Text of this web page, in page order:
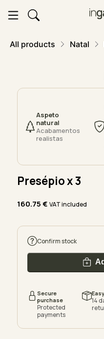
All products Natal
Aspeto
natural
Acabamentos
realistas
Presépio x 3
160.75€ VAT included
Confirm stock
Secure
purchase
Protected
payments
14